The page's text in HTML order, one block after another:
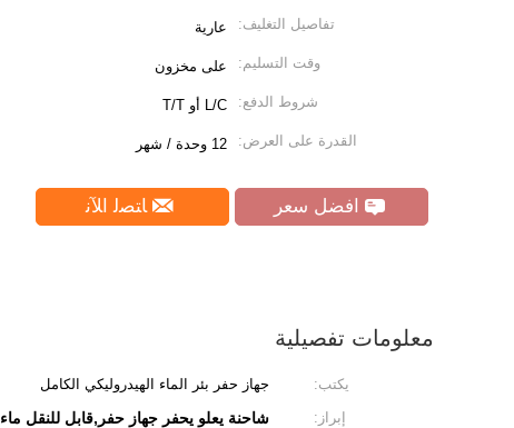
تفاصيل التغليف: عارية
وقت التسليم: على مخزون
شروط الدفع: L/C أو T/T
القدرة على العرض: 12 وحدة / شهر
افضل سعر ﺎﺘﺼﻟ ﺍﻶﻧ
معلومات تفصيلية
يكتب: جهاز حفر بئر الماء الهيدروليكي الكامل
إبراز:
شاحنة يعلو يحفر جهاز حفر,قابل للنقل